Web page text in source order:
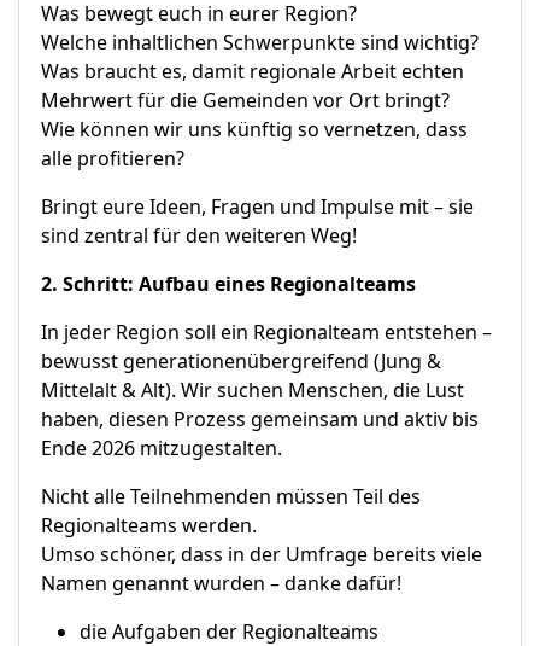
Was bewegt euch in eurer Region?
Welche inhaltlichen Schwerpunkte sind wichtig?
Was braucht es, damit regionale Arbeit echten
Mehrwert für die Gemeinden vor Ort bringt?
Wie können wir uns künftig so vernetzen, dass
alle profitieren?
Bringt eure Ideen, Fragen und Impulse mit – sie
sind zentral für den weiteren Weg!
2. Schritt: Aufbau eines Regionalteams
In jeder Region soll ein Regionalteam entstehen –
bewusst generationenübergreifend (Jung &
Mittelalt & Alt). Wir suchen Menschen, die Lust
haben, diesen Prozess gemeinsam und aktiv bis
Ende 2026 mitzugestalten.
Nicht alle Teilnehmenden müssen Teil des
Regionalteams werden.
Umso schöner, dass in der Umfrage bereits viele
Namen genannt wurden – danke dafür!
die Aufgaben der Regionalteams